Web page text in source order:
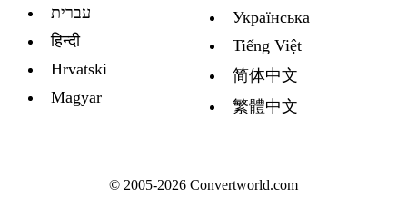
עברית
हिन्दी
Hrvatski
Magyar
Украïнська
Tiếng Việt
简体中文
繁體中文
© 2005-2026 Convertworld.com